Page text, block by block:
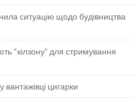
ситуацію щодо будівництва
“кілзону” для стримування
вантажівці цигарки